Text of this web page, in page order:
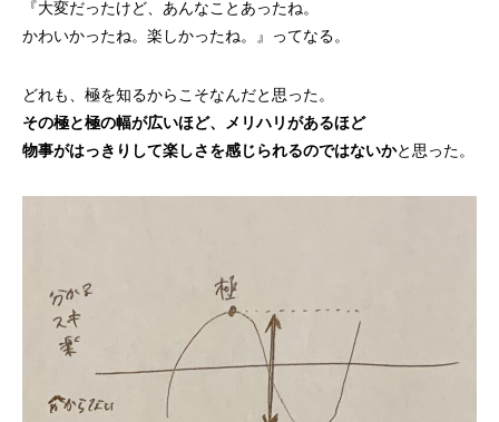
『大変だったけど、あんなことあったね。
かわいかったね。楽しかったね。』ってなる。
どれも、極を知るからこそなんだと思った。
その極と極の幅が広いほど、メリハリがあるほど
物事がはっきりして楽しさを感じられるのではないかと思った。